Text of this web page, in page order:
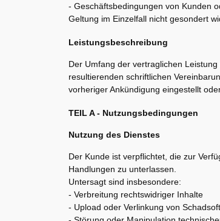
- Geschäftsbedingungen von Kunden
Geltung im Einzelfall nicht gesondert
Leistungsbeschreibung
Der Umfang der vertraglichen
resultierenden schriftlichen
vorheriger Ankündigung eingestellt
TEIL A - Nutzungsbedingungen
Nutzung des Dienstes
Der Kunde ist verpflichtet, die zur
Handlungen zu unterlassen.
Untersagt sind insbesondere:
- Verbreitung rechtswidriger Inhalte
- Upload oder Verlinkung von